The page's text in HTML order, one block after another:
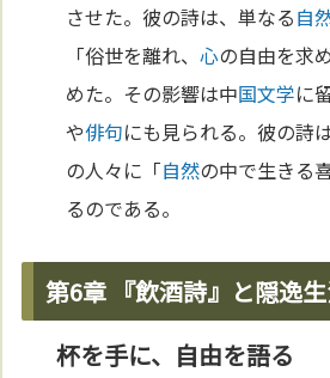
させた。彼の詩は、単なる自
「俗世を離れ、心の自由を求
めた。その影響は中国文学に
や俳句にも見られる。彼の詩
の人々に「自然の中で生きる
るのである。
第6章 『飲酒詩』と隠逸
杯を手に、自由を語る